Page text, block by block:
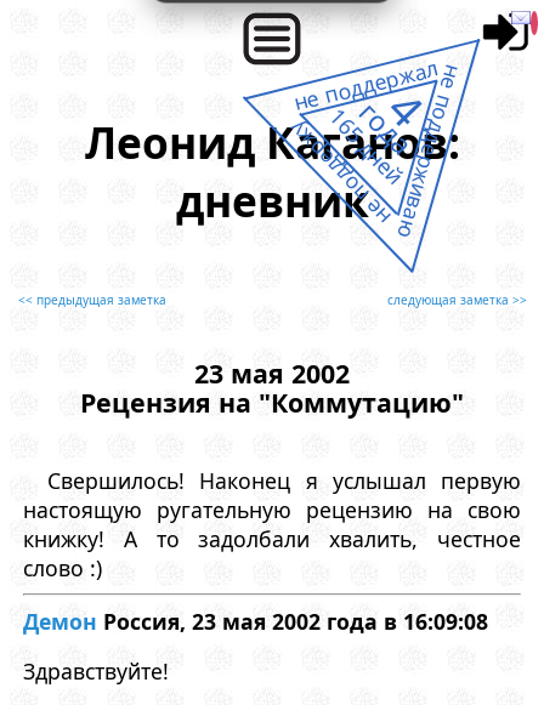
Леонид Каганов:
дневник
<< предыдущая заметка следующая заметка >>
23 мая 2002
Рецензия на "Коммутацию"
Свершилось! Наконец я услышал первую
настоящую ругательную рецензию на свою
книжку! А то задолбали хвалить, честное
слово :)
Демон Россия, 23 мая 2002 года в 16:09:08
Здравствуйте!
не поддержал
не поддерживаю
не поддержу
4
года
165 дней